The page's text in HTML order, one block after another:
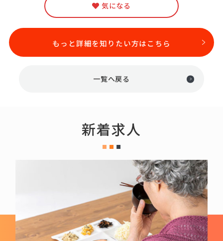
気になる
もっと詳細を知りたい方はこちら
一覧へ戻る
新着求人